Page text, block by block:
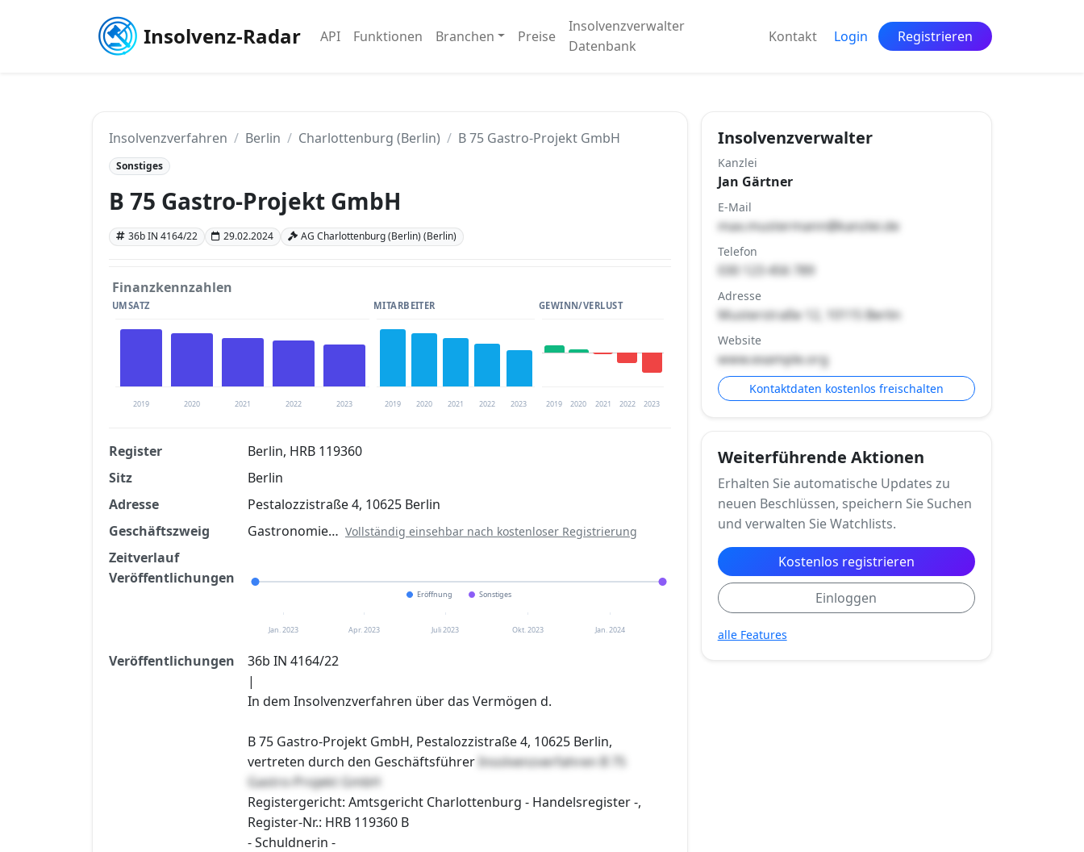
Insolvenz-Radar API Funktionen Branchen Preise
Insolvenzverwalter
Datenbank
Kontakt Login Registrieren
Insolvenzverfahren Berlin Charlottenburg (Berlin) B 75 Gastro-Projekt GmbH
Sonstiges
B 75 Gastro-Projekt GmbH
36b IN 4164/22 29.02.2024 AG Charlottenburg (Berlin) (Berlin)
Finanzkennzahlen
UMSATZ
2019 2020 2021 2022 2023
MITARBEITER
2019 2020 2021 2022 2023
GEWINN/VERLUST
2019 2020 2021 2022 2023
Finanzkennzahlen nach kostenloser Registrierung verfügbar
Jetzt kostenlos registrieren
Register
Berlin, HRB 119360
Sitz
Berlin
Adresse
Pestalozzistraße 4, 10625 Berlin
Geschäftszweig
Gastronomie… Vollständig einsehbar nach kostenloser Registrierung
Zeitverlauf
Veröffentlichungen
Eröffnung Sonstiges
Jan. 2023 Apr. 2023 Juli 2023 Okt. 2023 Jan. 2024
Veröffentlichungen
36b IN 4164/22
|
In dem Insolvenzverfahren über das Vermögen d.
B 75 Gastro-Projekt GmbH, Pestalozzistraße 4, 10625 Berlin,
vertreten durch den Geschäftsführer Insolvenzverfahren B 75
Gastro-Projekt GmbH
Registergericht: Amtsgericht Charlottenburg - Handelsregister -,
Register-Nr.: HRB 119360 B
- Schuldnerin -
Insolvenzverwalter
Kanzlei
Jan Gärtner
E-Mail
max.mustermann@kanzlei.de
Telefon
030 123 456 789
Adresse
Musterstraße 12, 10115 Berlin
Website
www.example.org
Kontaktdaten kostenlos freischalten
Weiterführende Aktionen
Erhalten Sie automatische Updates zu
neuen Beschlüssen, speichern Sie Suchen
und verwalten Sie Watchlists.
Kostenlos registrieren
Einloggen
alle Features